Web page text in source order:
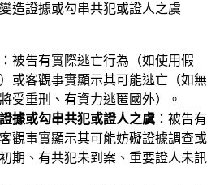
造證據或勾串共犯或證人之虞
：被告有實際逃亡行為（如使用假
或客觀事實顯示其可能逃亡（如無
受重刑、有資力逃匿國外）。
據或勾串共犯或證人之虞 ：被告有
觀事實顯示其可能妨礙證據調查或
期、有共犯未到案、重要證人未訊